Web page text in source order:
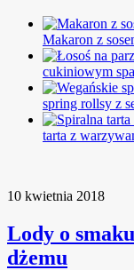
Makaron z
cukiniowym
spring rollsy z
tarta z
10 kwietnia 2018
Lody o
dżemu